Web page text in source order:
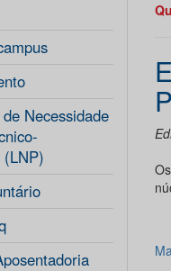
Necessidade